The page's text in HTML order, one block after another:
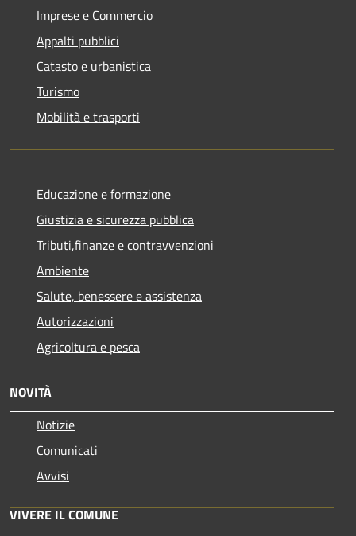
Imprese e Commercio
Appalti pubblici
Catasto e urbanistica
Turismo
Mobilità e trasporti
Educazione e formazione
Giustizia e sicurezza pubblica
Tributi,finanze e contravvenzioni
Ambiente
Salute, benessere e assistenza
Autorizzazioni
Agricoltura e pesca
NOVITÀ
Notizie
Comunicati
Avvisi
VIVERE IL COMUNE